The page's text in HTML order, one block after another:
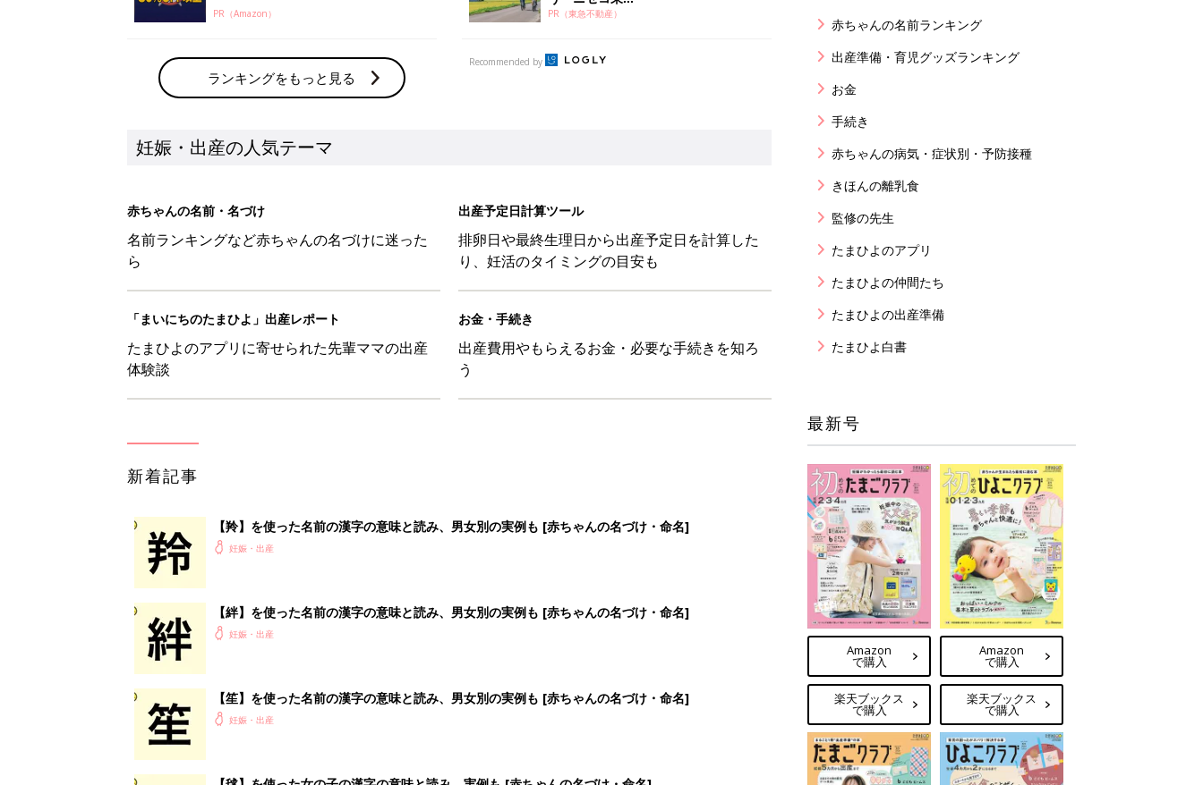
PR（Amazon）
ランキングをもっと見る
PR（東急不動産）
Recommended by
妊娠・出産の人気テーマ
赤ちゃんの名前・名づけ
名前ランキングなど赤ちゃんの名づけに迷った
ら
出産予定日計算ツール
排卵日や最終生理日から出産予定日を計算した
り、妊活のタイミングの目安も
「まいにちのたまひよ」出産レポート
たまひよのアプリに寄せられた先輩ママの出産
体験談
お金・手続き
出産費用やもらえるお金・必要な手続きを知ろ
う
新着記事
【羚】を使った名前の漢字の意味と読み、男女別の実例も [赤ちゃんの名づけ・命名]
妊娠・出産
【絆】を使った名前の漢字の意味と読み、男女別の実例も [赤ちゃんの名づけ・命名]
妊娠・出産
【笙】を使った名前の漢字の意味と読み、男女別の実例も [赤ちゃんの名づけ・命名]
妊娠・出産
赤ちゃんの名前ランキング
出産準備・育児グッズランキング
お金
手続き
赤ちゃんの病気・症状別・予防接種
きほんの離乳食
監修の先生
たまひよのアプリ
たまひよの仲間たち
たまひよの出産準備
たまひよ白書
最新号
Amazon
で購入
楽天ブックス
で購入
Amazon
で購入
楽天ブックス
で購入